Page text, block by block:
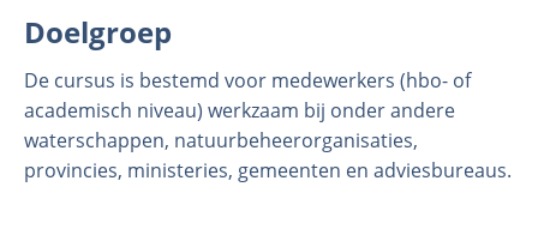
Doelgroep
De cursus is bestemd voor medewerkers (hbo- of
academisch niveau) werkzaam bij onder andere
waterschappen, natuurbeheerorganisaties,
provincies, ministeries, gemeenten en adviesbureaus.